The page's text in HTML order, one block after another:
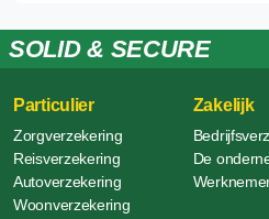
SOLID & SECURE
Particulier
Zorgverzekering
Reisverzekering
Autoverzekering
Woonverzekering
Zakelijk
De